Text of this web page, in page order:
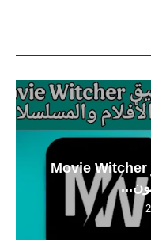
تحميل تطبيق موفي ويتشر Movie Witcher